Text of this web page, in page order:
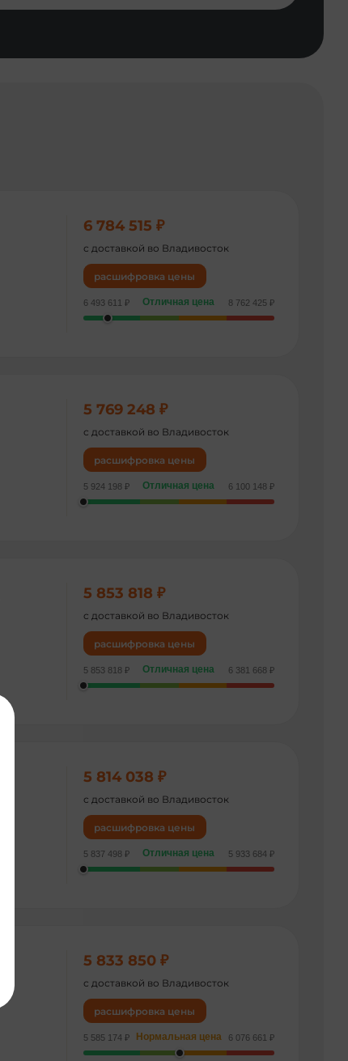
6 784 515 ₽
с доставкой во Владивосток
расшифровка цены
6 493 611 ₽ Отличная цена 8 762 425 ₽
5 769 248 ₽
с доставкой во Владивосток
расшифровка цены
5 924 198 ₽ Отличная цена 6 100 148 ₽
5 853 818 ₽
с доставкой во Владивосток
расшифровка цены
5 853 818 ₽ Отличная цена 6 381 668 ₽
5 814 038 ₽
с доставкой во Владивосток
расшифровка цены
5 837 498 ₽ Отличная цена 5 933 684 ₽
5 833 850 ₽
с доставкой во Владивосток
расшифровка цены
5 585 174 ₽ Нормальная цена 6 076 661 ₽